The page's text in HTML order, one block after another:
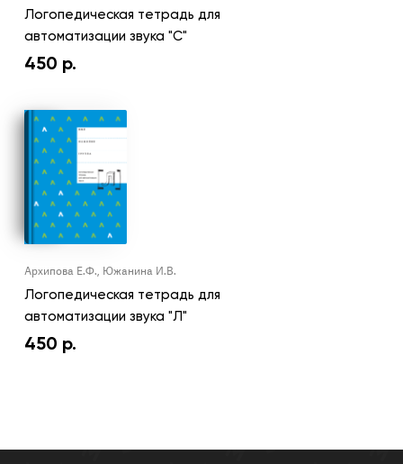
Логопедическая тетрадь для
автоматизации звука "С"
450 р.
Архипова Е.Ф., Южанина И.В.
Логопедическая тетрадь для
автоматизации звука "Л"
450 р.